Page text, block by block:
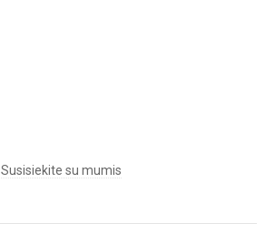
Susisiekite su mumis